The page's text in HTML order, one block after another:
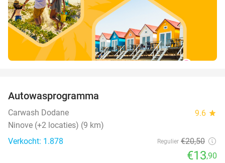
Autowasprogramma
Carwash Dodane 9.6 star
Ninove (+2 locaties) (9 km)
Verkocht: 1.878
Regulier €20,50
€13,90